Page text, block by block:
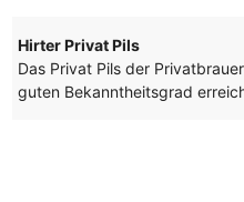
Hirter Privat Pils
Das Privat Pils der
guten Bekanntheitsgrad